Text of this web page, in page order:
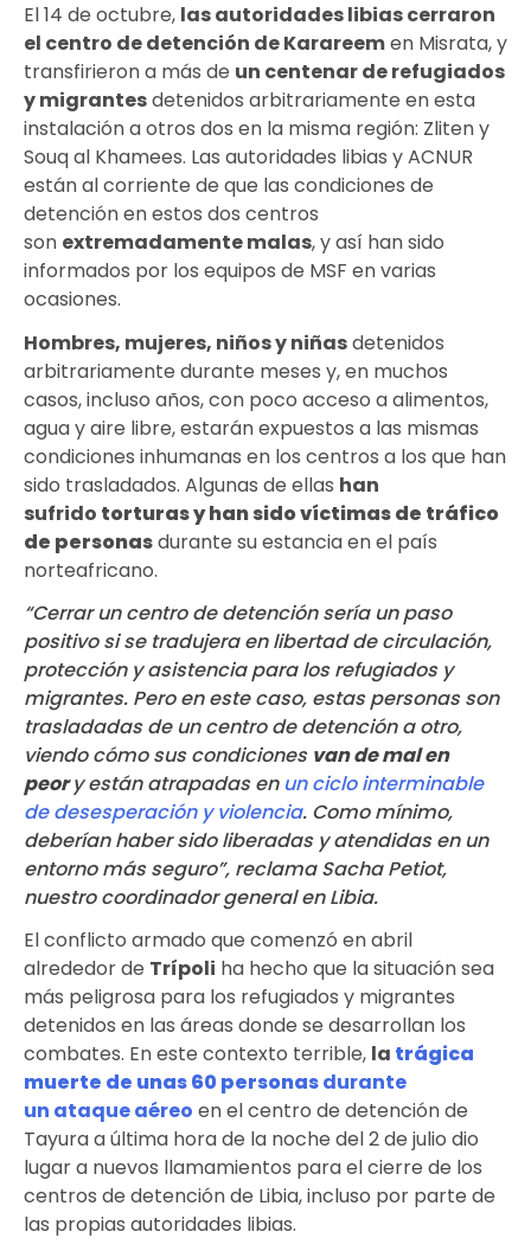
El 14 de octubre, las autoridades libias cerraron
el centro de detención de Karareemen Misrata, y
transfirieron a más de un centenar de refugiados
y migrantesdetenidos arbitrariamente en esta
instalación a otros dos en la misma región: Zliten y
Souq al Khamees. Las autoridades libias y ACNUR
están al corriente de que las condiciones de
detención en estos dos centros
son extremadamente malas, y así han sido
informados por los equipos de MSF en varias
ocasiones.
Hombres, mujeres, niños y niñasdetenidos
arbitrariamente durante meses y, en muchos
casos, incluso años, con poco acceso a alimentos,
agua y aire libre, estarán expuestos a las mismas
condiciones inhumanas en los centros a los que han
sido trasladados. Algunas de ellas han
sufrido torturas y han sido víctimas de tráfico
de personasdurante su estancia en el país
norteafricano.
“Cerrar un centro de detención sería un paso
positivo si se tradujera en libertad de circulación,
protección y asistencia para los refugiados y
migrantes. Pero en este caso, estas personas son
trasladadas de un centro de detención a otro,
viendo cómo sus condiciones van de mal en
peory están atrapadas en un ciclo interminable
de desesperación y violencia. Como mínimo,
deberían haber sido liberadas y atendidas en un
entorno más seguro”, reclama Sacha Petiot,
nuestro coordinador general en Libia.
El conflicto armado que comenzó en abril
alrededor de Trípoli ha hecho que la situación sea
más peligrosa para los refugiados y migrantes
detenidos en las áreas donde se desarrollan los
combates. En este contexto terrible, la trágica
muerte de unas 60 personasdurante
un ataque aéreo en elcentro de detención de
Tayuraa última hora de la noche del 2 de julio dio
lugar a nuevos llamamientos para el cierre de los
centros de detención de Libia, incluso por parte de
las propias autoridades libias.